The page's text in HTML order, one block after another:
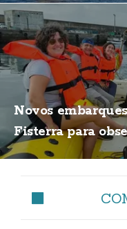
Novos
Fisterra para